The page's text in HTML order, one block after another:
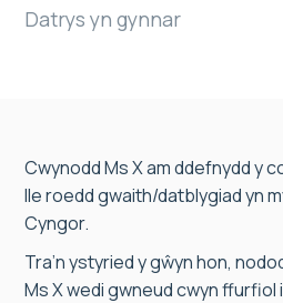
Datrys yn gynnar
Cwynodd Ms X am ddefnydd y
lle roedd gwaith/datblygiad yn
Cyngor.
Tra’n ystyried y gŵyn hon,
Ms X wedi gwneud cwyn ffurfiol